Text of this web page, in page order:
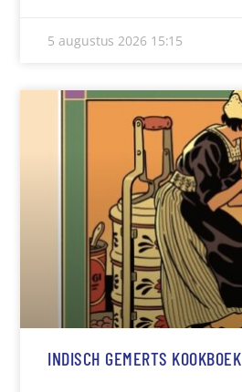
5 augustus 2026 15:15
INDISCH GEMERTS KOOKBOEK